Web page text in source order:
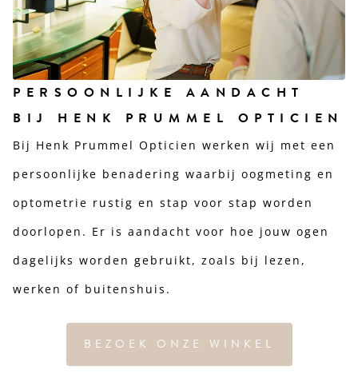
PERSOONLIJKE AANDACHT
BIJ HENK PRUMMEL OPTICIEN
Bij Henk Prummel Opticien werken wij met een
persoonlijke benadering waarbij oogmeting en
optometrie rustig en stap voor stap worden
doorlopen. Er is aandacht voor hoe jouw ogen
dagelijks worden gebruikt, zoals bij lezen,
werken of buitenshuis.
BEZOEK ONZE WINKEL